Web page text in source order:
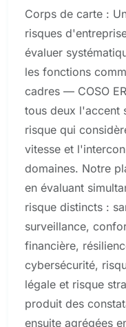
Corps de carte :
risques
évaluer
les fonctions
cadres — COSO
tous deux l'accent
risque qui
vitesse et
domaines. Notre
en évaluant
risque distincts :
surveillance,
financière,
cybersécurité,
légale et risque
produit des
ensuite agrégées